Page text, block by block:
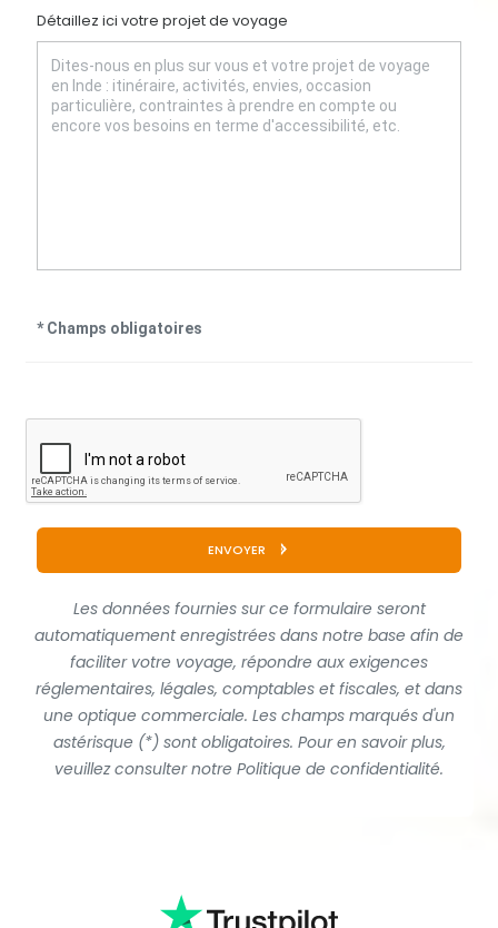
Détaillez ici votre projet de voyage
ENVOYER
Les données fournies sur ce formulaire seront
automatiquement enregistrées dans notre base afin de
faciliter votre voyage, répondre aux exigences
réglementaires, légales, comptables et fiscales, et dans
une optique commerciale. Les champs marqués d'un
astérisque (*) sont obligatoires. Pour en savoir plus,
veuillez consulter notre Politique de confidentialité.